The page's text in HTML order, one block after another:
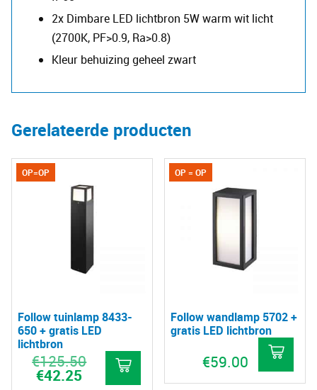
2x Dimbare LED lichtbron 5W warm wit licht
(2700K, PF>0.9, Ra>0.8)
​Kleur behuizing geheel zwart
Gerelateerde producten
OP=OP
Follow tuinlamp 8433-
650 + gratis LED
lichtbron
€125.50Oorspronkelijke
was:
€42.25Huidige
OP = OP
Follow wandlamp 5702 +
gratis LED lichtbron
€59.00